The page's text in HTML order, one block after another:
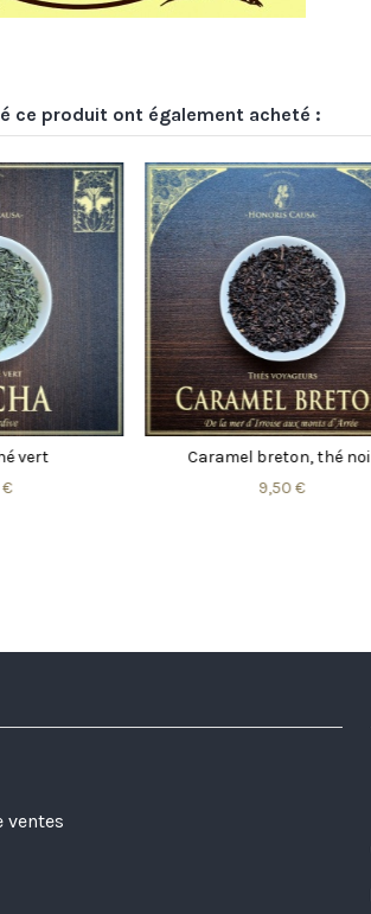
ce produit ont également acheté :
Caramel breton, thé noir
ventes